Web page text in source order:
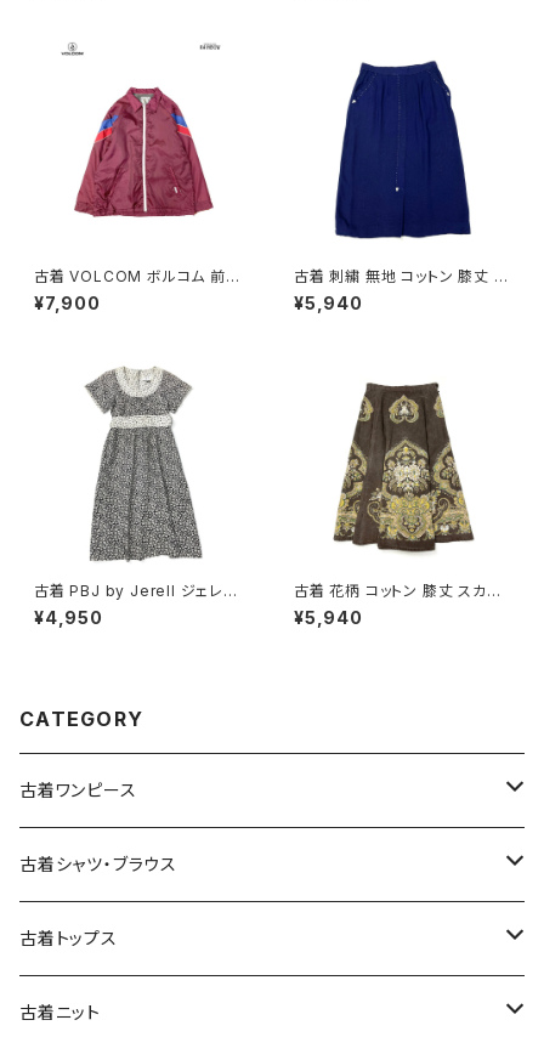
古着 VOLCOM ボルコム 前開
き 無地 ブランドロゴ 刺繍 ナイ
ロン100％ 長袖 アウター ライト
¥7,900
古着 刺繍 無地 コットン 膝丈 ス
カート 紺 (ba2607004)
¥5,940
古着 PBJ by Jerell ジェレル
リボン 花柄 コットン100％ 膝丈
半袖 ワンピース 黒 (oa26070
¥4,950
古着 花柄 コットン 膝丈 スカー
ト ダークブラウン (ba260701
3)
¥5,940
CATEGORY
古着ワンピース
古着長袖ワンピース
古着半袖ワンピース
古着ノースリーブワンピース
古着シャツ・ブラウス
古着長袖シャツ・ブラウス
古着半袖シャツ・ブラウス
古着トップス
古着スウェット&パーカー
古着ニット